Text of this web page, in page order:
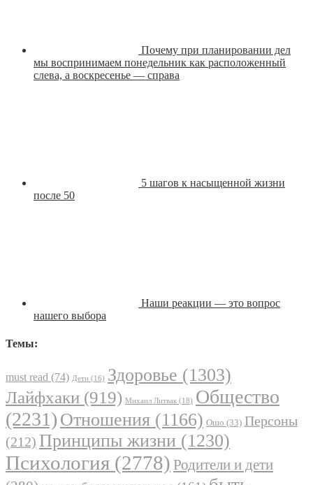
Почему при планировании дел
мы воспринимаем понедельник как расположенный
слева, а воскресенье — справа
5 шагов к насыщенной жизни
после 50
Наши реакции — это вопрос
нашего выбора
Темы:
must read (74) Дети (16) Здоровье (1303)
Лайфхаки (919) Михаил Литвак (18) Общество
(2231) Отношения (1166) Ошо (33) Персоны
(212) Принципы жизни (1230)
Психология (2778) Родители и дети